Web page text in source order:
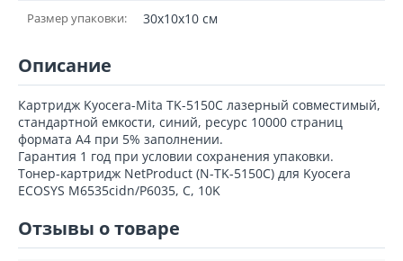
Размер упаковки: 30x10x10 см
Описание
Картридж Kyocera-Mita TK-5150C лазерный совместимый,
стандартной емкости, синий, ресурс 10000 страниц
формата А4 при 5% заполнении.
Гарантия 1 год при условии сохранения упаковки.
Тонер-картридж NetProduct (N-TK-5150C) для Kyocera
ECOSYS M6535cidn/P6035, C, 10K
Отзывы о товаре